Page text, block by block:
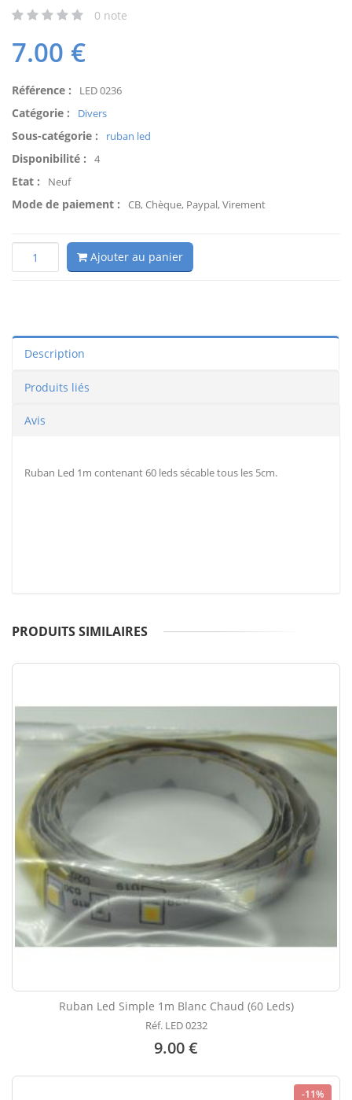
0 note
7.00 €
Référence : LED 0236
Catégorie : Divers
Sous-catégorie : ruban led
Disponibilité : 4
Etat : Neuf
Mode de paiement : CB, Chèque, Paypal, Virement
Ajouter au panier
Description
Produits liés
Avis
Ruban Led 1m contenant 60 leds sécable tous les 5cm.
PRODUITS SIMILAIRES
Ruban Led Simple 1m Blanc Chaud (60 Leds)
Réf. LED 0232
9.00 €
-11%